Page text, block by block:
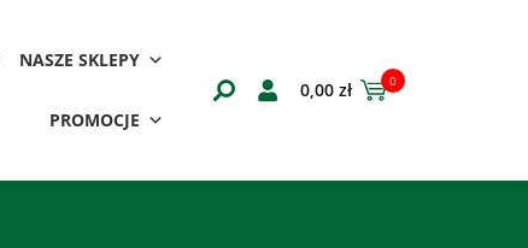
NASZE SKLEPY
PROMOCJE
0,00 zł 0